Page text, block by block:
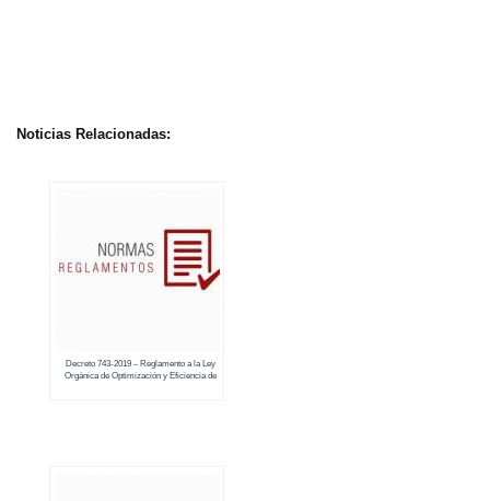
Noticias Relacionadas:
Decreto 743-2019 – Reglamento a la Ley
Orgánica de Optimización y Eficiencia de